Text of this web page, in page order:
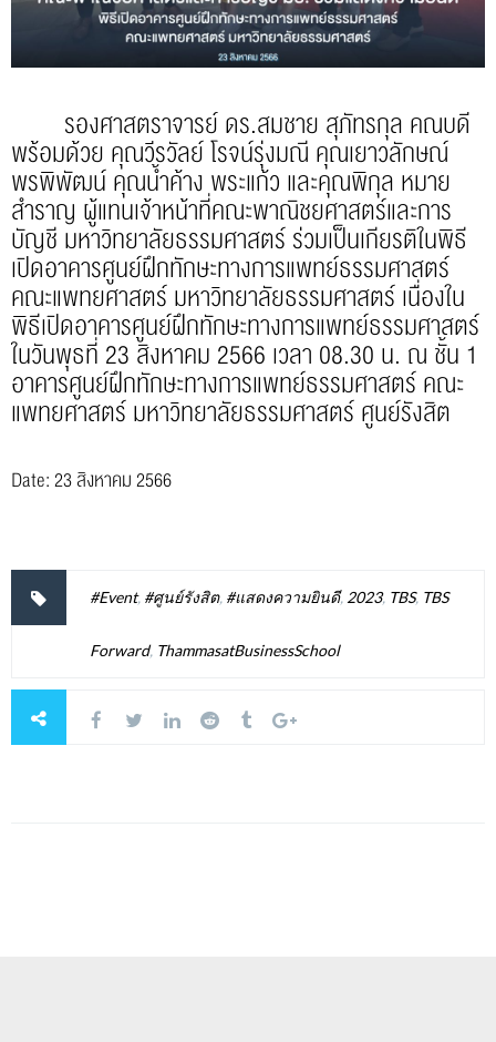
รองศาสตราจารย์ ดร.สมชาย สุภัทรกุล คณบดี
พร้อมด้วย คุณวีรวัลย์ โรจน์รุ่งมณี คุณเยาวลักษณ์
พรพิพัฒน์ คุณน้ำค้าง พระแก้ว และคุณพิกุล หมาย
สำราญ ผู้แทนเจ้าหน้าที่คณะพาณิชยศาสตร์และการ
บัญชี มหาวิทยาลัยธรรมศาสตร์ ร่วมเป็นเกียรติในพิธี
เปิดอาคารศูนย์ฝึกทักษะทางการแพทย์ธรรมศาสตร์
คณะแพทยศาสตร์ มหาวิทยาลัยธรรมศาสตร์ เนื่องใน
พิธีเปิดอาคารศูนย์ฝึกทักษะทางการแพทย์ธรรมศาสตร์
ในวันพุธที่ 23 สิงหาคม 2566 เวลา 08.30 น. ณ ชั้น 1
อาคารศูนย์ฝึกทักษะทางการแพทย์ธรรมศาสตร์ คณะ
แพทยศาสตร์ มหาวิทยาลัยธรรมศาสตร์ ศูนย์รังสิต
Date: 23 สิงหาคม 2566
#Event, #ศูนย์รังสิต, #แสดงความยินดี,2023, TBS, TBS
Forward, ThammasatBusinessSchool